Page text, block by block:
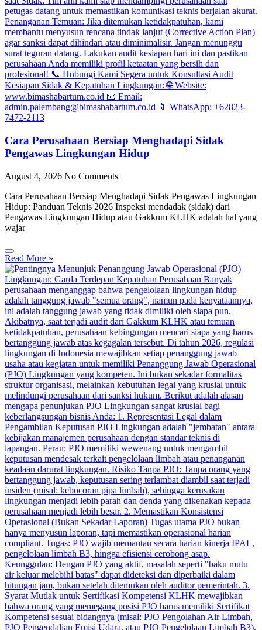
Cara Perusahaan Bersiap Menghadapi Sidak
Pengawas Lingkungan Hidup
August 4, 2026 No Comments
Cara Perusahaan Bersiap Menghadapi Sidak Pengawas Lingkungan
Hidup: Panduan Teknis 2026 Inspeksi mendadak (sidak) dari
Pengawas Lingkungan Hidup atau Gakkum KLHK adalah hal yang
wajar
Read More »